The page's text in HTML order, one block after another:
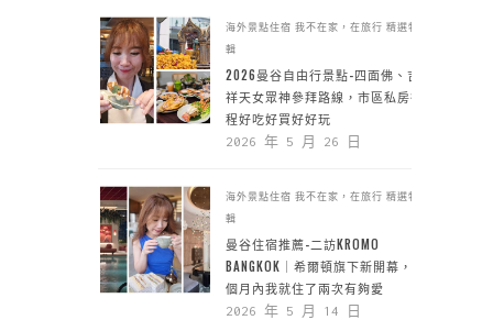
海外景點住宿 我不在家，在旅行 精選特
輯
2026曼谷自由行景點-四面佛、吉
祥天女眾神參拜路線，市區私房行
程好吃好買好好玩
2026 年 5 月 26 日
海外景點住宿 我不在家，在旅行 精選特
輯
曼谷住宿推薦-二訪KROMO
BANGKOK｜希爾頓旗下新開幕，一
個月內我就住了兩次有夠愛
2026 年 5 月 14 日